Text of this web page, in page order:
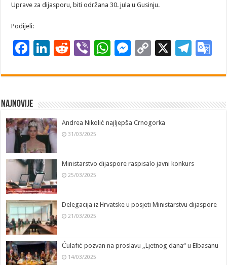
Uprave za dijasporu, biti održana 30. jula u Gusinju.
Podijeli:
F
e
b
o
o
k
Li
k
dI
n
R
d
t
Vi
er
W
at
p
p
M
se
g
er
C
p
Li
n
X
T
e
a
o
e
e
Najnovije
Andrea Nikolić najljepša Crnogorka
31/03/2025
Ministarstvo dijaspore raspisalo javni konkurs
25/03/2025
Delegacija iz Hrvatske u posjeti Ministarstvu dijaspore
21/03/2025
Ćulafić pozvan na proslavu „Ljetnog dana“ u Elbasanu
14/03/2025